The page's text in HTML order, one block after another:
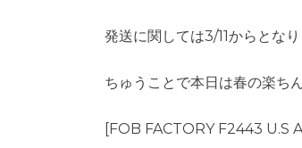
発送に関しては3/11からとな
ちゅうことで本日は春の楽ち
[FOB FACTORY F2443 U.S